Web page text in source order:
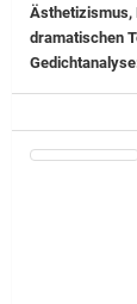
Ästhetizismus,
dramatischen